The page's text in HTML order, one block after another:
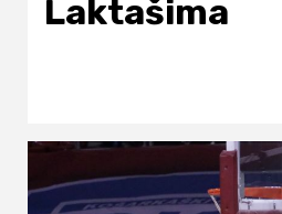
Laktašima